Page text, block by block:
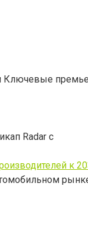
Ключевые
Radar с
к